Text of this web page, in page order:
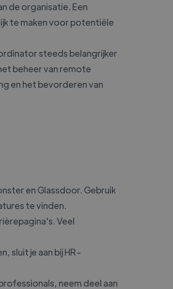
de organisatie. Een
te maken voor potentiële
steeds belangrijker
beheer van remote
en het bevorderen van
en Glassdoor. Gebruik
te vinden.
Veel
sluit je aan bij HR-
neem deel aan